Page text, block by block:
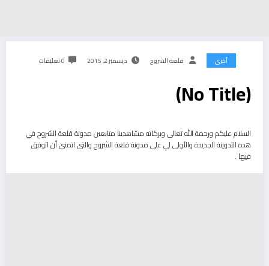
أخرى قلعة الشروح ديسمبر 2, 2015 0 تعليقات
(No Title)
السلام عليكم ورحمة الله تعالى وبركاته مشاهدينا متابعين مدونة قلعة الشروح في
هده التدوينة الجديدة والأولى لي على مدونة قلعة الشروح والتي اتمنى أن اتوفق
فيها .